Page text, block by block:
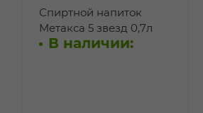
Спиртной напиток
Метакса 5 звезд 0,7л
В наличии: